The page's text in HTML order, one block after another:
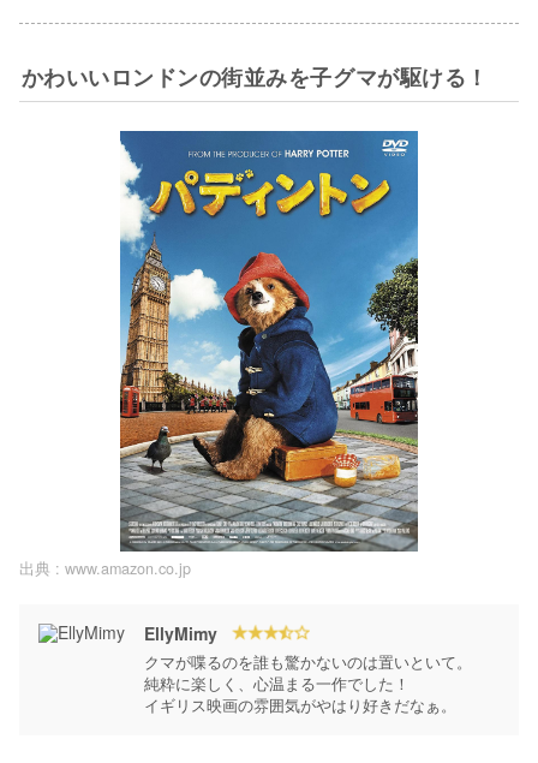
かわいいロンドンの街並みを子グマが駆ける！
出典 : www.amazon.co.jp
EllyMimy
クマが喋るのを誰も驚かないのは置いといて。
純粋に楽しく、心温まる一作でした！
イギリス映画の雰囲気がやはり好きだなぁ。